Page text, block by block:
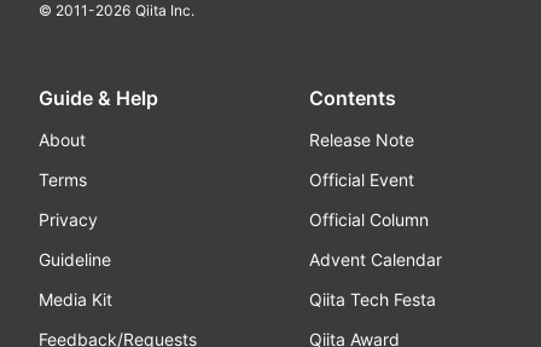
© 2011-2026 Qiita Inc.
Guide & Help
About
Terms
Privacy
Guideline
Media Kit
Feedback/Requests
Contents
Release Note
Official Event
Official Column
Advent Calendar
Qiita Tech Festa
Qiita Award